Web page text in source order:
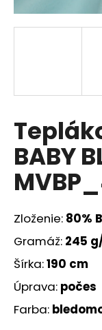
BABY
Zloženie: 80%
Gramáž: 245
Šírka:190 cm
Úprava: počes
Farba:
á
j
?
O
d
p
o
r
ú
č